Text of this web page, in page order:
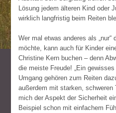
Lösung jedem älteren Kind oder
wirklich langfristig beim Reiten
Wer mal etwas anderes als
möchte, kann auch für Kinder
Christine Kern buchen – denn
die meiste Freude! „Ein
Umgang gehören zum Reiten
außerdem mit starken,
mich der Aspekt der Sicherheit
Beispiel schon mit einfachem